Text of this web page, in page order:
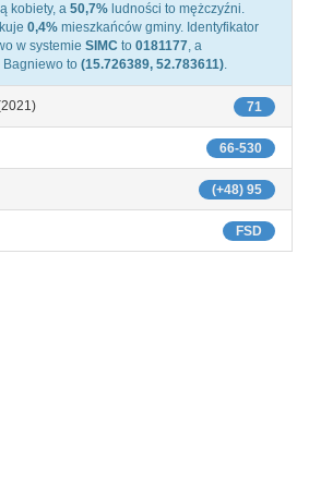
kobiety, a 50,7% ludności to mężczyźni.
0,4% mieszkańców gminy. Identyfikator
w systemie SIMC to 0181177, a
Bagniewo to (15.726389, 52.783611).
71
66-530
(+48) 95
FSD